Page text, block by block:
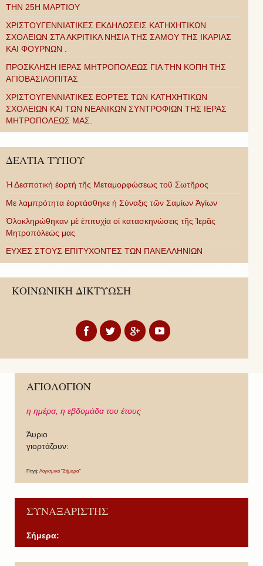
ΤΗΝ 25Η ΜΑΡΤΙΟΥ
ΧΡΙΣΤΟΥΓΕΝΝΙΑΤΙΚΕΣ ΕΚΔΗΛΩΣΕΙΣ ΚΑΤΗΧΗΤΙΚΩΝ
ΣΧΟΛΕΙΩΝ ΣΤΑ ΑΚΡΙΤΙΚΑ ΝΗΣΙΑ ΤΗΣ ΣΑΜΟΥ ΤΗΣ ΙΚΑΡΙΑΣ
ΚΑΙ ΦΟΥΡΝΩΝ .
ΠΡΟΣΚΛΗΣΗ ΙΕΡΑΣ ΜΗΤΡΟΠΟΛΕΩΣ ΓΙΑ ΤΗΝ ΚΟΠΗ ΤΗΣ
ΑΓΙΟΒΑΣΙΛΟΠΙΤΑΣ
ΧΡΙΣΤΟΥΓΕΝΝΙΑΤΙΚΕΣ ΕΟΡΤΕΣ ΤΩΝ ΚΑΤΗΧΗΤΙΚΩΝ
ΣΧΟΛΕΙΩΝ ΚΑΙ ΤΩΝ ΝΕΑΝΙΚΩΝ ΣΥΝΤΡΟΦΙΩΝ ΤΗΣ ΙΕΡΑΣ
ΜΗΤΡΟΠΟΛΕΩΣ ΜΑΣ.
ΔΕΛΤΙΑ ΤΥΠΟΥ
Ἡ Δεσποτική ἑορτή τῆς Μεταμορφώσεως τοῦ Σωτῆρος
Με λαμπρότητα ἑορτάσθηκε ἡ Σύναξις τῶν Σαμίων Ἁγίων
Ὁλοκληρώθηκαν μὲ ἐπιτυχία οἱ κατασκηνώσεις τῆς Ἱερᾶς
Μητροπόλεώς μας
ΕΥΧΕΣ ΣΤΟΥΣ ΕΠΙΤΥΧΟΝΤΕΣ ΤΩΝ ΠΑΝΕΛΛΗΝΙΩΝ
ΚΟΙΝΩΝΙΚΗ ΔΙΚΤΥΩΣΗ
ΑΓΙΟΛΟΓΙΟΝ
η ημέρα, η εβδομάδα του έτους
Άυριο
γιορτάζουν:
Πηγή: Λογισμικό "Σήμερα"
ΣΥΝΑΞΑΡΙΣΤΗΣ
Σήμερα:
P PN N